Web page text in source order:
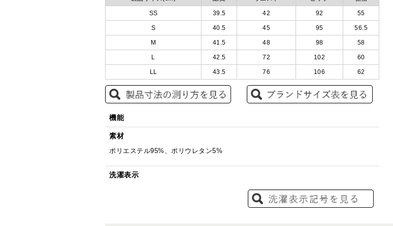
SS 39.5 42 92 55
S 40.5 45 95 56.5
M 41.5 48 98 58
L 42.5 72 102 60
LL 43.5 76 106 62
機能
素材
ポリエステル95%、ポリウレタン5%
洗濯表示